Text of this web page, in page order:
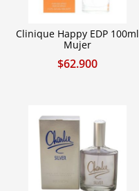
Clinique Happy EDP 100ml
Mujer
$62.900